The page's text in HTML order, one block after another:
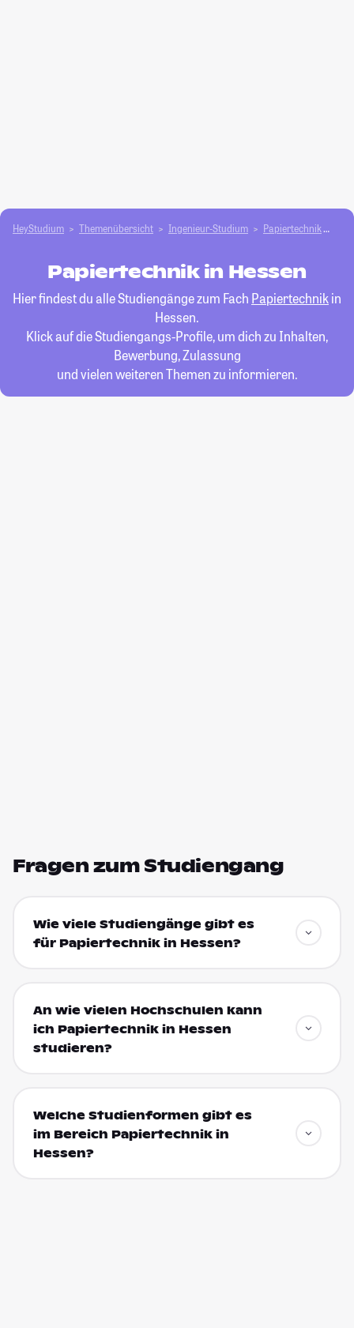
HeyStudium Themenübersicht Ingenieur-Studium Papiertechnik
Papiertechnik in Hessen
Hier findest du alle Studiengänge zum Fach Papiertechnikin
Hessen.
Klick auf die Studiengangs-Profile, um dich zu Inhalten,
Bewerbung, Zulassung
und vielen weiteren Themen zu informieren.
Fragen zum Studiengang
Wie viele Studiengänge gibt es
für Papiertechnik in Hessen?
An wie vielen Hochschulen kann
ich Papiertechnik in Hessen
studieren?
Welche Studienformen gibt es
im Bereich Papiertechnik in
Hessen?